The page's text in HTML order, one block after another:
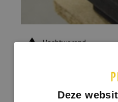
Vochtwerend
Vochtwerend MDF wordt
Deze